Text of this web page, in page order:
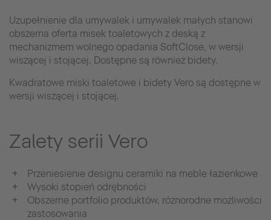
Uzupełnienie dla umywalek i umywalek małych stanowi
obszerna oferta misek toaletowych z deską z
mechanizmem wolnego opadania SoftClose, w wersji
wiszącej i stojącej. Dostępne są również bidety.
Kwadratowe miski toaletowe i bidety Vero są dostępne w
wersji wiszącej i stojącej.
Zalety serii Vero
Przeniesienie designu ceramiki na meble łazienkowe
Wysoki stopień odrębności
Obszerne portfolio produktów, różnorodne możliwości
zastosowania